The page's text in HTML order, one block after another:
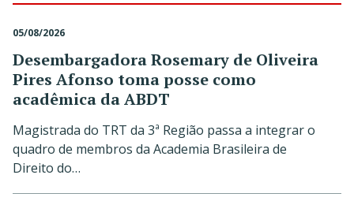
05/08/2026
Desembargadora Rosemary de Oliveira
Pires Afonso toma posse como
acadêmica da ABDT
Magistrada do TRT da 3ª Região passa a integrar o
quadro de membros da Academia Brasileira de
Direito do…